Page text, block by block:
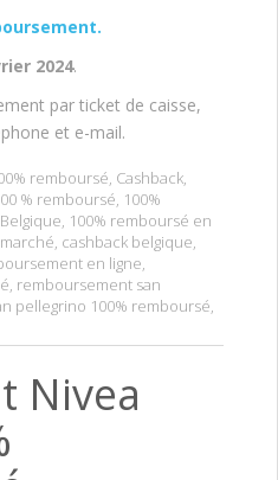
2024.
par ticket de caisse,
et e-mail.
remboursé, Cashback,
% remboursé, 100%
, 100% remboursé en
, cashback belgique,
en ligne,
, remboursement san
pellegrino 100% remboursé,
Nivea